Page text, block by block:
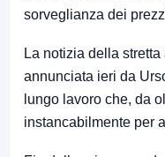
sorveglianza dei
La notizia della
annunciata ieri da
lungo lavoro che, da
instancabilmente per